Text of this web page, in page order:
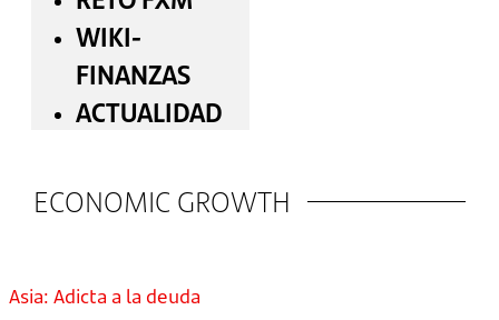
WIKI-
FINANZAS
ACTUALIDAD
ECONOMIC GROWTH
Asia: Adicta a la deuda